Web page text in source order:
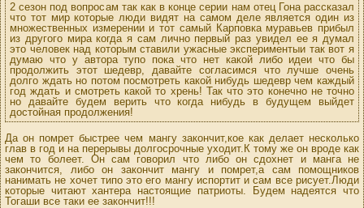
2 сезон под вопросам так как в конце серии нам отец Гона рассказал
что тот мир которые люди видят на самом деле является один из
множественных измерении и тот самый Карповка муравьев прибыл
из другого мира когда я сам лично первый раз увидел ее я думал
это человек над которым ставили ужасные экспериментыи так вот я
думаю что у автора тупо пока что нет какой либо идеи что бы
продолжить этот шедевр, давайте согласимся что лучше очень
долго ждать но потом посмотреть какой нибудь шедевр чем каждый
год ждать и смотреть какой то хрень! Так что это конечно не точно
но давайте будем верить что когда нибудь в будущем выйдет
достойная продолжения!
Да он помрет быстрее чем мангу закончит,кое как делает несколько
глав в год и на перерывы долгосрочные уходит.К тому же он вроде как
чем то болеет. Он сам говорил что либо он сдохнет и манга не
закончится, либо он закончит мангу и помрет,а сам помощников
нанимать не хочет типо это его мангу испортит и сам все рисует.Люди
которые читают хантера настоящие патриоты. Будем надеятся что
Тогаши все таки ее закончит!!!